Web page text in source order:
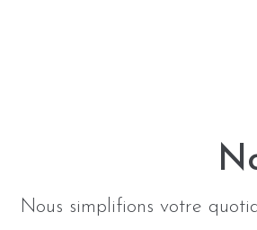
Nous simplifions votre